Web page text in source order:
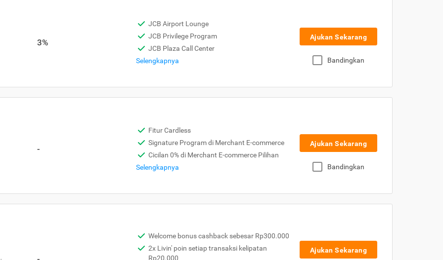
3%
JCB Airport Lounge
JCB Privilege Program
JCB Plaza Call Center
Selengkapnya
Ajukan Sekarang
Bandingkan
-
Fitur Cardless
Signature Program di Merchant E-commerce
Cicilan 0% di Merchant E-commerce Pilihan
Selengkapnya
Ajukan Sekarang
Bandingkan
Welcome bonus cashback sebesar Rp300.000
2x Livin' poin setiap transaksi kelipatan
Rp20.000
Ajukan Sekarang